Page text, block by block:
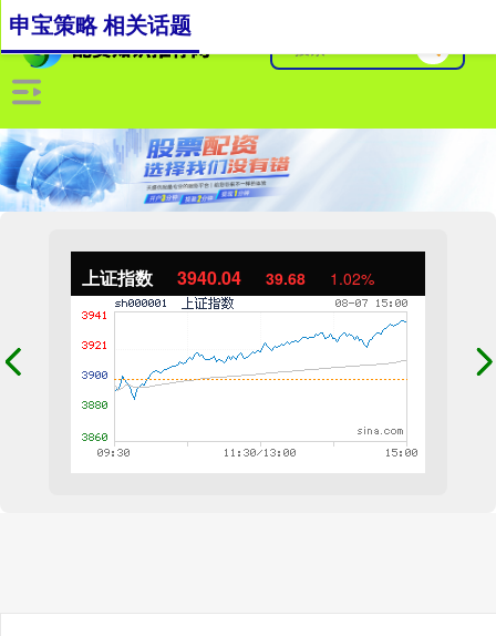
上证指数 3940.04 39.68 1.02%
申宝策略 相关话题